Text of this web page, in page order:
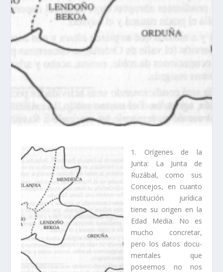
1. Orí­genes de la
Junta: La Junta de
Ruzábal, como sus
Concejos, en cuanto
institución jurí­dica
tiene su origen en la
Edad Media. No es
mucho concretar,
pero los datos docu­
mentales que
poseemos no nos